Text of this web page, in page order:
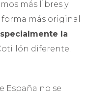
más libres y
más original
la
diferente.
España no se